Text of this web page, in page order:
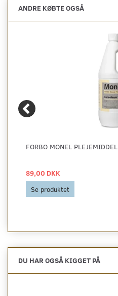
ANDRE KØBTE OGSÅ
FORBO MONEL PLEJEMIDDEL
89,00 DKK
Se produktet
DU HAR OGSÅ KIGGET PÅ